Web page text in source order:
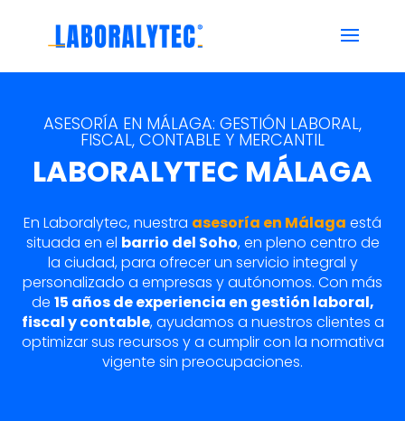
ASESORÍA EN MÁLAGA: GESTIÓN LABORAL,
FISCAL, CONTABLE Y MERCANTIL
LABORALYTEC MÁLAGA
En Laboralytec, nuestra asesoría en Málaga está
situada en el barrio del Soho, en pleno centro de
la ciudad, para ofrecer un servicio integral y
personalizado a empresas y autónomos. Con más
de 15 años de experiencia en gestión laboral,
fiscal y contable, ayudamos a nuestros clientes a
optimizar sus recursos y a cumplir con la normativa
vigente sin preocupaciones.